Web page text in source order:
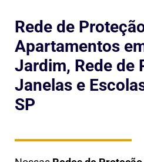
Rede de
Apartamentos
Jardim, Rede de
Janelas e
SP